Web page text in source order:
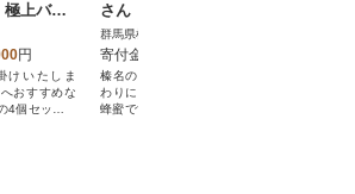
上バタ
個セット
円
けいたしま
おすすめな
4個セットで
さん アカシア無垢 1
35g×4個
群馬県榛東村
寄付金額
榛名の森のハチミツ屋でこだ
わりにこだわりぬいて作った
蜂蜜です!色、糖度、香りに自